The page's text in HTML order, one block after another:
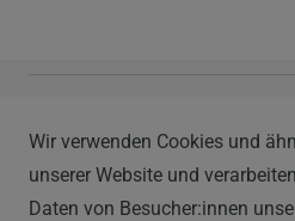
Im Hülsenfeld 9
40721 Hilden
Wir verwenden Cookies und
unserer Website und
Daten von Besucher:innen